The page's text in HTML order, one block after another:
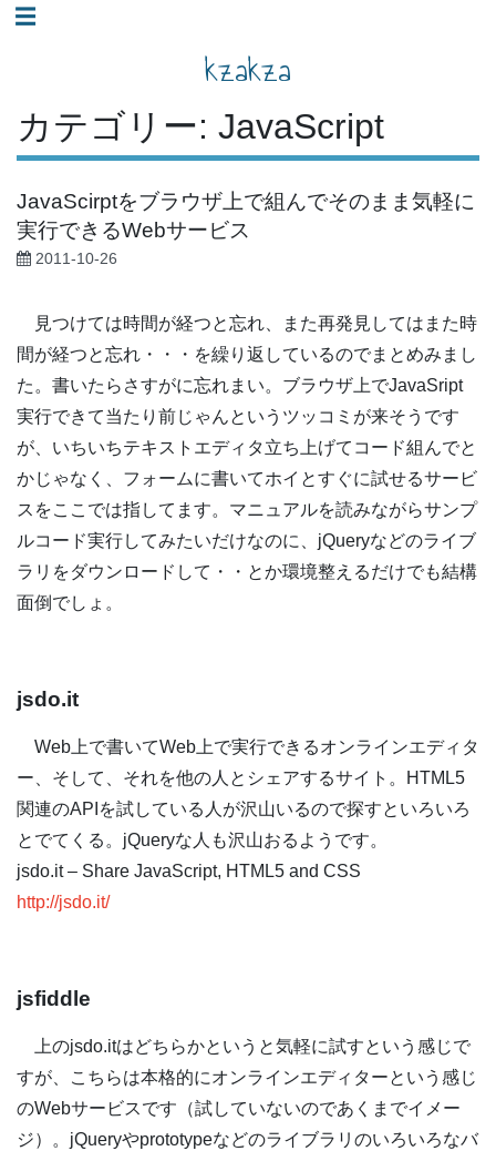
コ☰
kzakza
カテゴリー: JavaScript
JavaScirptをブラウザ上で組んでそのまま気軽に
実行できるWebサービス
2011-10-26
見つけては時間が経つと忘れ、また再発見してはまた時
間が経つと忘れ・・・を繰り返しているのでまとめみまし
た。書いたらさすがに忘れまい。ブラウザ上でJavaSript
実行できて当たり前じゃんというツッコミが来そうです
が、いちいちテキストエディタ立ち上げてコード組んでと
かじゃなく、フォームに書いてホイとすぐに試せるサービ
スをここでは指してます。マニュアルを読みながらサンプ
ルコード実行してみたいだけなのに、jQueryなどのライブ
ラリをダウンロードして・・とか環境整えるだけでも結構
面倒でしょ。
jsdo.it
Web上で書いてWeb上で実行できるオンラインエディタ
ー、そして、それを他の人とシェアするサイト。HTML5
関連のAPIを試している人が沢山いるので探すといろいろ
とでてくる。jQueryな人も沢山おるようです。
jsdo.it – Share JavaScript, HTML5 and CSS
http://jsdo.it/
jsfiddle
上のjsdo.itはどちらかというと気軽に試すという感じで
すが、こちらは本格的にオンラインエディターという感じ
のWebサービスです（試していないのであくまでイメー
ジ）。jQueryやprototypeなどのライブラリのいろいろなバ